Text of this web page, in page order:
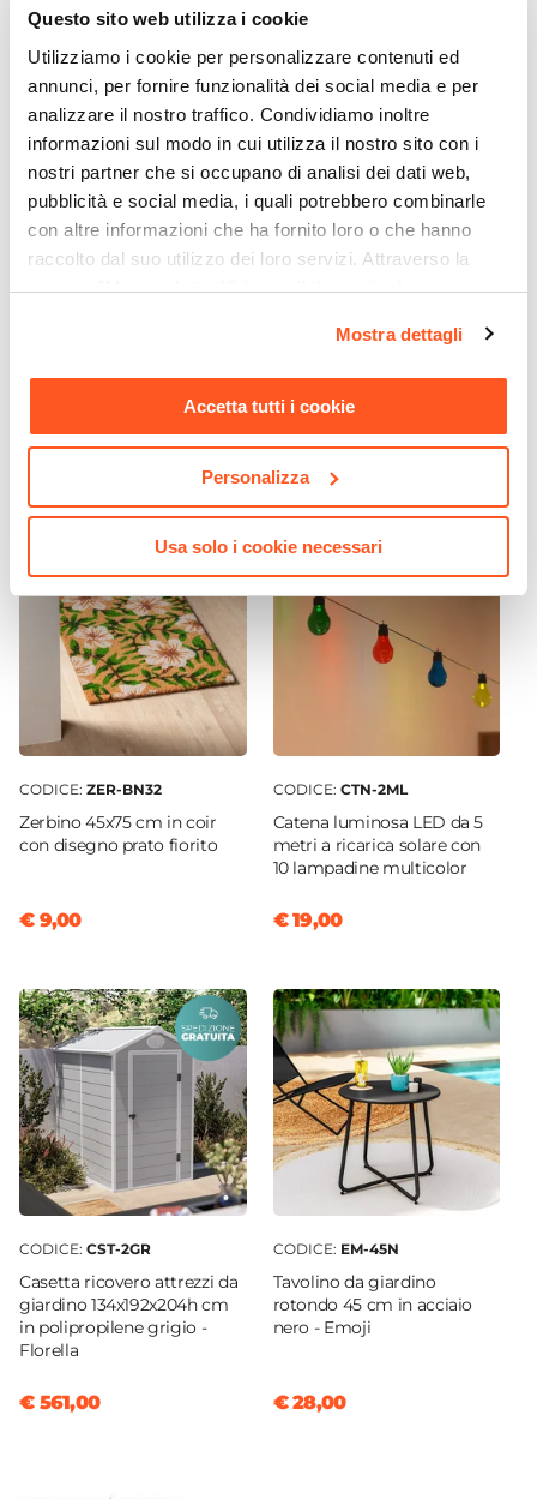
Questo sito web utilizza i cookie
Utilizziamo i cookie per personalizzare contenuti ed
annunci, per fornire funzionalità dei social media e per
analizzare il nostro traffico. Condividiamo inoltre
informazioni sul modo in cui utilizza il nostro sito con i
nostri partner che si occupano di analisi dei dati web,
pubblicità e social media, i quali potrebbero combinarle
con altre informazioni che ha fornito loro o che hanno
raccolto dal suo utilizzo dei loro servizi. Attraverso la
sezione "Mostra dettagli" è possibile gestire le proprie
momento. Per maggiori informazioni si invita a leggere la
nostraCookie Policy.
Mostra dettagli
Accetta tutti i cookie
Personalizza
Usa solo i cookie necessari
alluminio bianco
Applique LED da esterno
policarbonato bianco -
Mistik
CODICE: ZER-BN32
Zerbino 45x75 cm in coir
con disegno prato fiorito
€ 9,00
CODICE: CTN-2ML
Catena luminosa LED da 5
metri a ricarica solare con
10 lampadine multicolor
€ 19,00
CODICE: CST-2GR
Casetta ricovero attrezzi da
giardino 134x192x204h cm
in polipropilene grigio -
Florella
€ 561,00
CODICE: EM-45N
Tavolino da giardino
rotondo 45 cm in acciaio
nero - Emoji
€ 28,00